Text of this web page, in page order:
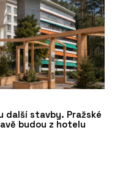
další stavby. Pražské
budou z hotelu